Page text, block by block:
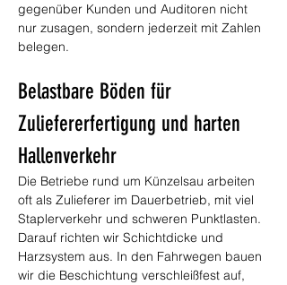
gegenüber Kunden und Auditoren nicht
nur zusagen, sondern jederzeit mit Zahlen
belegen.
Belastbare Böden für
Zuliefererfertigung und harten
Hallenverkehr
Die Betriebe rund um Künzelsau arbeiten
oft als Zulieferer im Dauerbetrieb, mit viel
Staplerverkehr und schweren Punktlasten.
Darauf richten wir Schichtdicke und
Harzsystem aus. In den Fahrwegen bauen
wir die Beschichtung verschleißfest auf,